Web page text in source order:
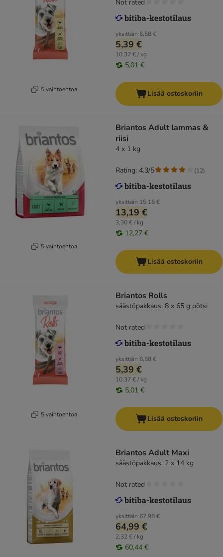
5 vaihtoehtoa
yksittäin 6,58 €
5,39 €
10,37 € / kg
5,01 €
Not rated
Lisää ostoskoriin
5 vaihtoehtoa
Briantos Adult lammas &
riisi
4 x 1 kg
yksittäin 15,16 €
13,19 €
3,30 € / kg
12,27 €
Rating: 4.3/5 (12)
Lisää ostoskoriin
5 vaihtoehtoa
Briantos Rolls
säästöpakkaus: 8 x 65 g pötsi
yksittäin 6,58 €
5,39 €
10,37 € / kg
5,01 €
Not rated
Lisää ostoskoriin
Briantos Adult Maxi
säästöpakkaus: 2 x 14 kg
yksittäin 67,98 €
64,99 €
2,32 € / kg
60,44 €
Not rated